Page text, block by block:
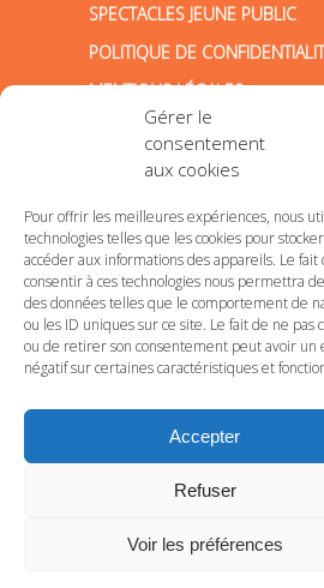
Gérer le
consentement
aux cookies
Pour offrir les meilleures expériences, nous
technologies telles que les cookies pour
accéder aux informations des appareils. Le fait
consentir à ces technologies nous permettra
des données telles que le comportement de
ou les ID uniques sur ce site. Le fait de ne pas
ou de retirer son consentement peut avoir un
négatif sur certaines caractéristiques et
Accepter
Refuser
Voir les préférences
SPECTACLES JEUNE PUBLIC
POLITIQUE DE
MENTIONS LÉGALES
Tous droits réservés @2018 TMP
Création de sites internet : la-